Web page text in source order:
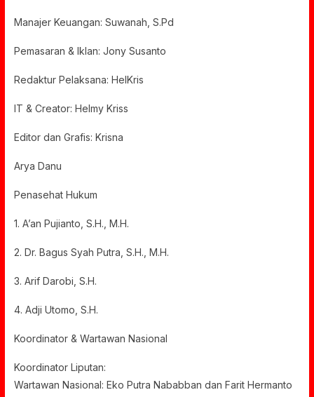
Manajer Keuangan: Suwanah, S.Pd
Pemasaran & Iklan: Jony Susanto
Redaktur Pelaksana: HelKris
IT & Creator: Helmy Kriss
Editor dan Grafis: Krisna
Arya Danu
Penasehat Hukum
1. A’an Pujianto, S.H., M.H.
2. Dr. Bagus Syah Putra, S.H., M.H.
3. Arif Darobi, S.H.
4. Adji Utomo, S.H.
Koordinator & Wartawan Nasional
Koordinator Liputan:
Wartawan Nasional: Eko Putra Nababban dan Farit Hermanto